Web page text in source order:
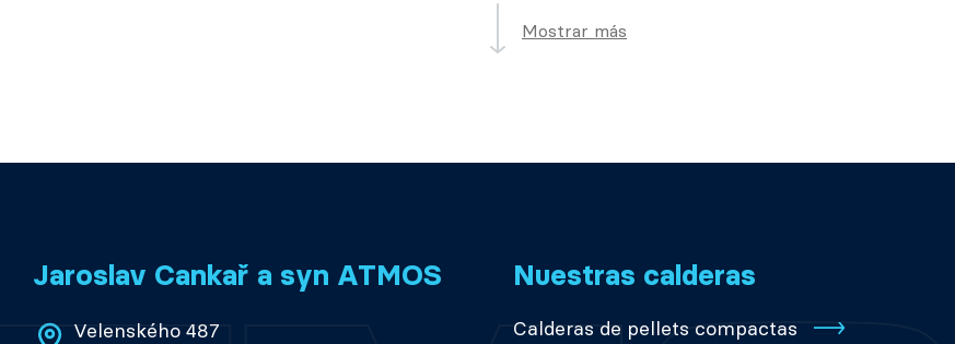
Mostrar más
Jaroslav Cankař a syn ATMOS
Velenského 487
Nuestras calderas
Calderas de pellets compactas